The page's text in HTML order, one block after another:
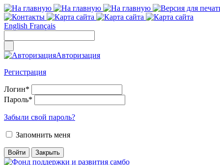
English Français
Авторизация
Регистрация
Логин*
Пароль*
Забыли свой пароль?
Запомнить меня